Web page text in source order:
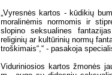
„Vyresnės kartos - kūdikių
moralinėmis normomis ir
slopino seksualines
religinių ar kultūrinių normų
troškimais“,“ - pasakoja
Viduriniosios kartos žmonės